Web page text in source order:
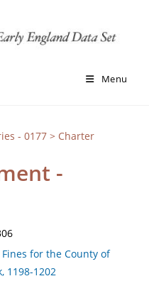
Menu
- 0177> Charter
-
Fines for the County of
1198-1202